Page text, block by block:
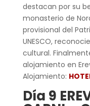
destacan por su
monasterio de
provisional del
UNESCO,
cultural.
alojamiento en
Alojamiento:
Día 9